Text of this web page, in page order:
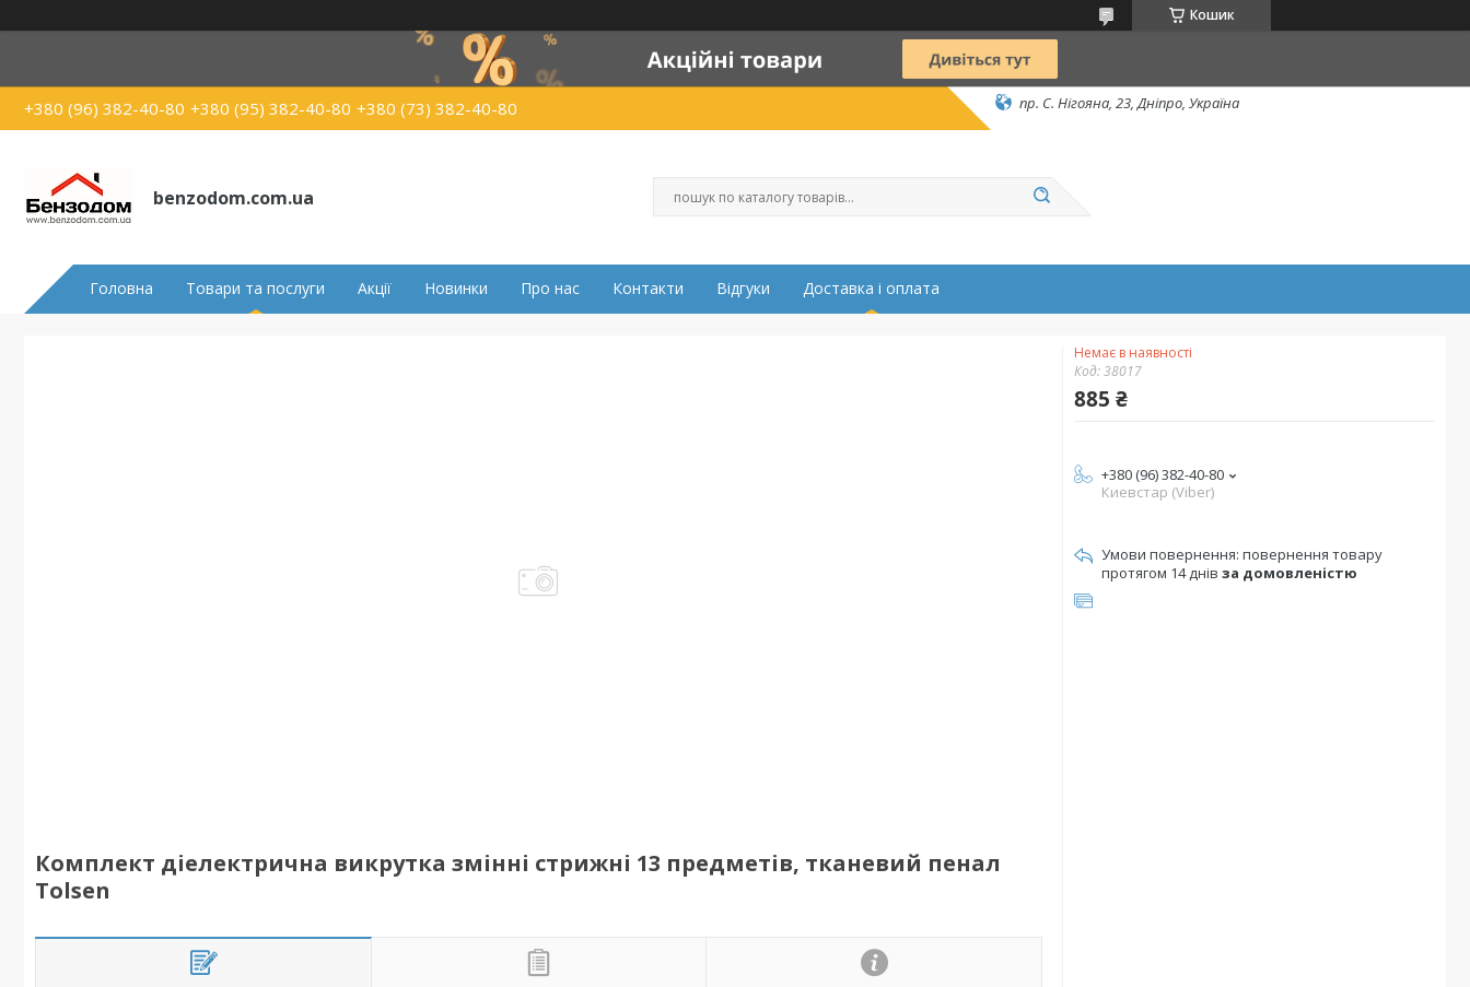
Кошик
+380 (96) 382-40-80 +380 (95) 382-40-80 +380 (73) 382-40-80 пр. С. Нігояна, 23, Дніпро, Україна
benzodom.com.ua
Головна Товари та послуги Акції Новинки Про нас Контакти Відгуки Доставка і оплата
Комплект діелектрична викрутка змінні стрижні 13 предметів, тканевий пенал
Tolsen
Немає в наявності
Код:38017
885 ₴
+380 (96) 382-40-80
Киевстар (Viber)
повернення товару
протягом 14 днів за домовленістю